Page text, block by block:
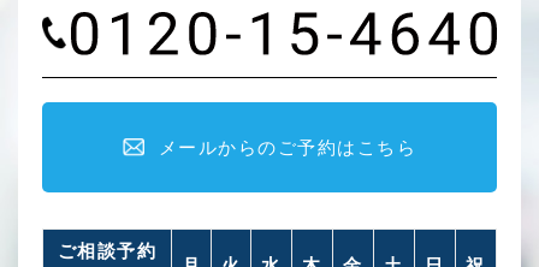
メールからのご予約はこちら
ご相談予約